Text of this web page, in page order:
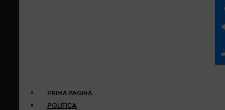
PRIMA PAGINA
POLITICA